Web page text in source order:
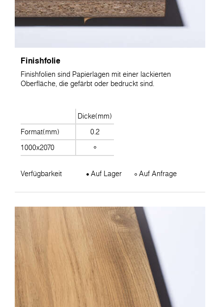
Finishfolie
Finishfolien sind Papierlagen mit einer lackierten
Oberfläche, die gefärbt oder bedruckt sind.
Dicke(mm)
Format(mm)
0.2
1000x2070
Verfügbarkeit Auf Lager Auf Anfrage